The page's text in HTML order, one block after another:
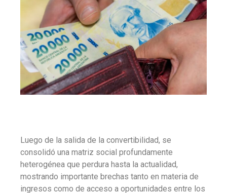
Luego de la salida de la convertibilidad, se
consolidó una matriz social profundamente
heterogénea que perdura hasta la actualidad,
mostrando importante brechas tanto en materia de
ingresos como de acceso a oportunidades entre los